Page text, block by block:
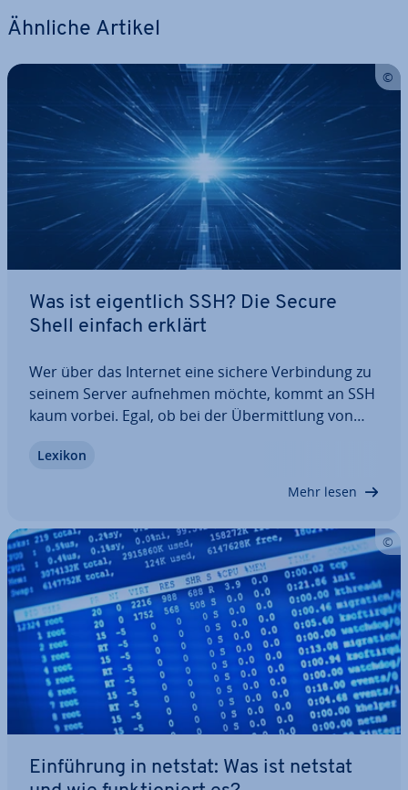
Ähnliche Artikel
Was ist ei­gent­lich SSH? Die Secure
Shell einfach erklärt
Wer über das Internet eine sichere Ver­bin­dung zu
seinem Server aufnehmen möchte, kommt an SSH
kaum vorbei. Egal, ob bei der Über­mitt­lung von
Fern­war­tung: Secure Shell sorgt dafür, dass Kri­mi­
Lexikon
Mehr lesen
Ein­füh­rung in netstat: Was ist netstat